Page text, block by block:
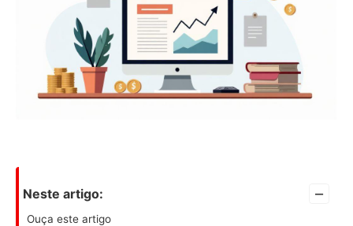
Neste artigo: –
Ouça este artigo